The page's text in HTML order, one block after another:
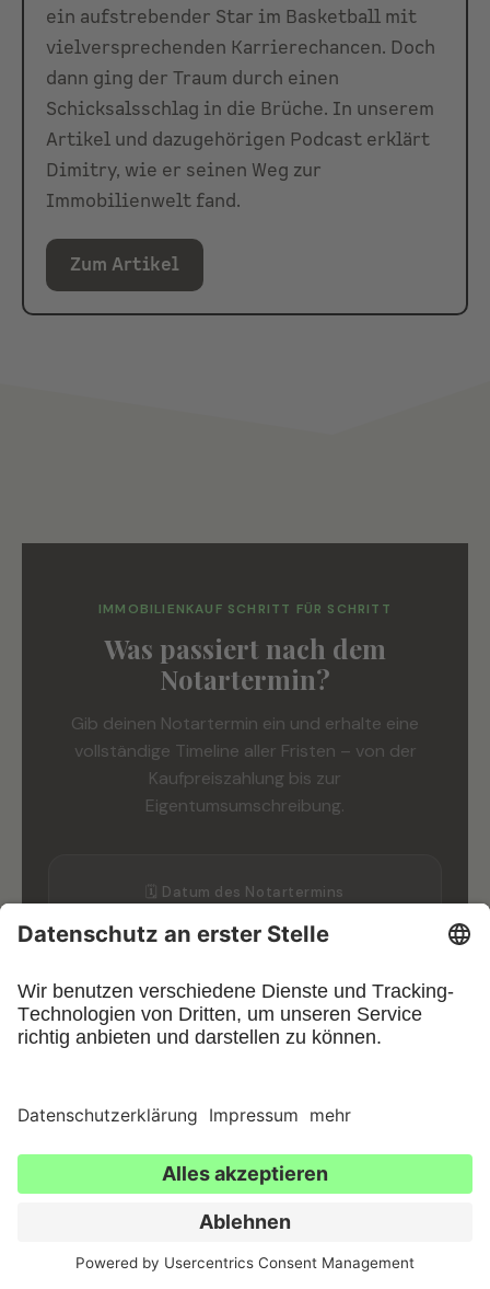
ein aufstrebender Star im Basketball mit
vielversprechenden Karrierechancen. Doch
dann ging der Traum durch einen
Schicksalsschlag in die Brüche. In unserem
Artikel und dazugehörigen Podcast erklärt
Dimitry, wie er seinen Weg zur
Immobilienwelt fand.
Zum Artikel